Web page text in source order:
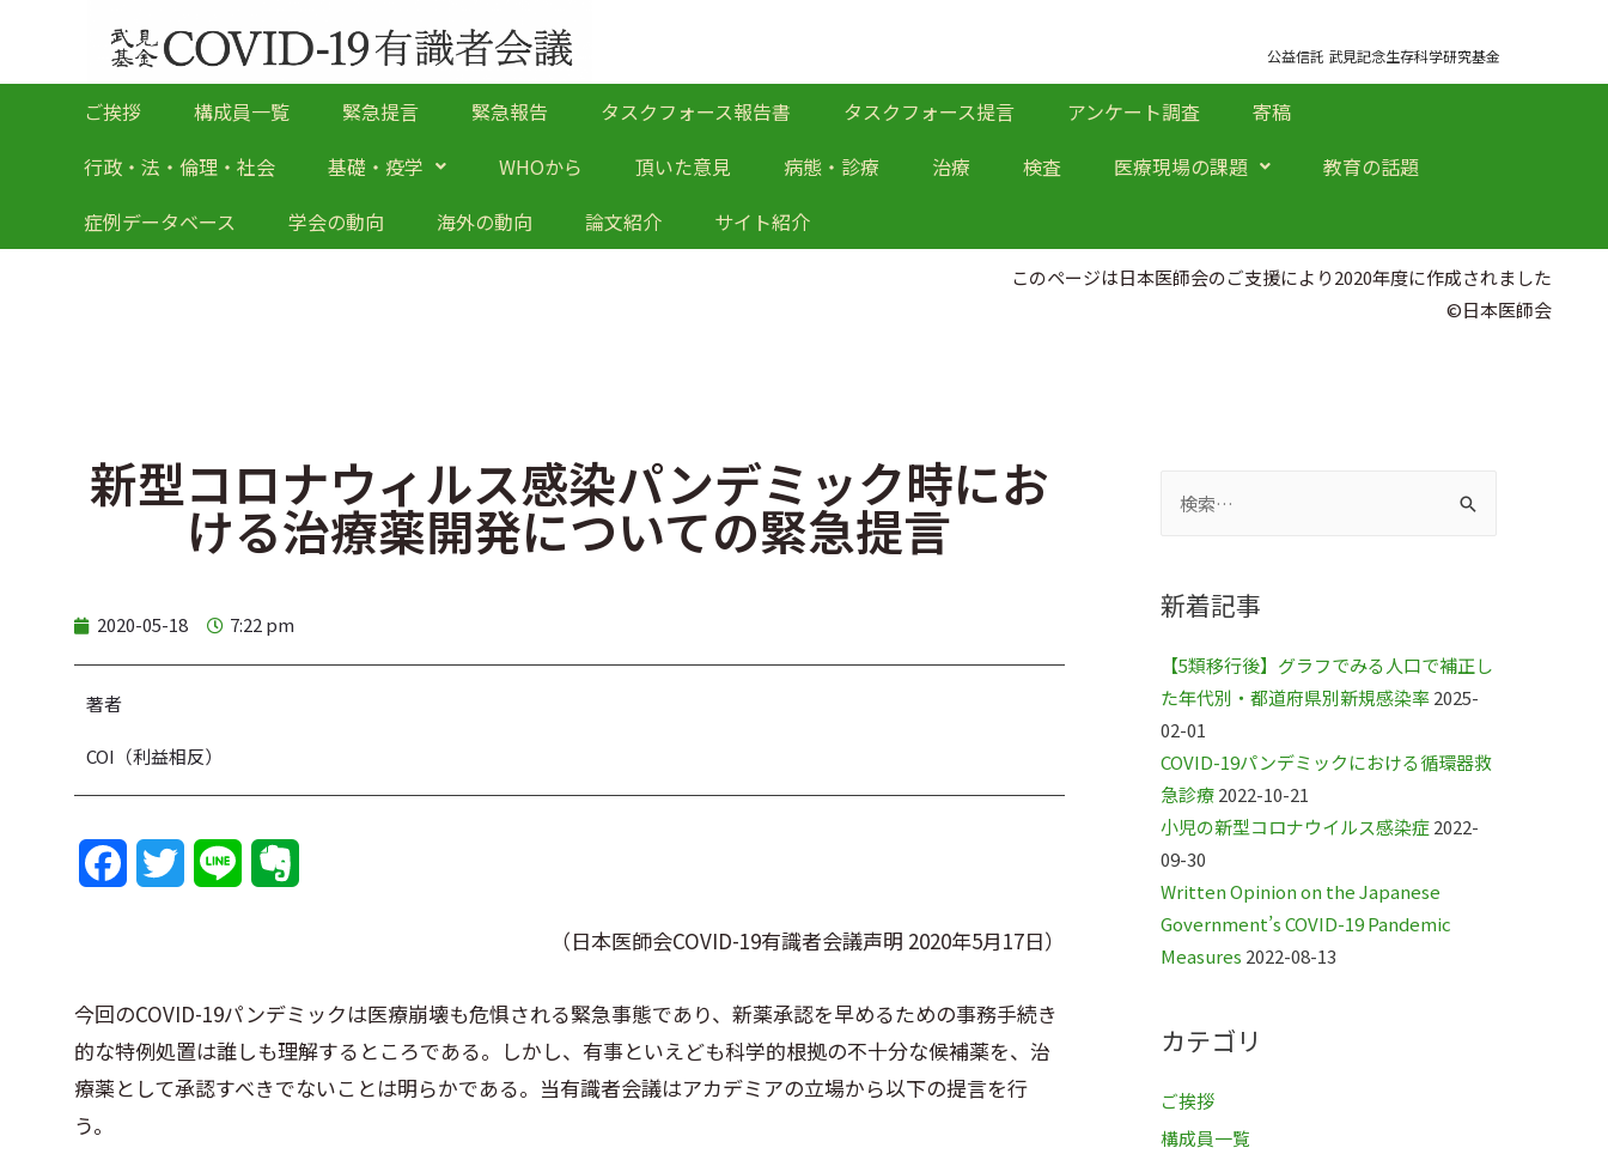
公益信託 武見記念生存科学研究基金
ご挨拶 構成員一覧 緊急提言 緊急報告 タスクフォース報告書 タスクフォース提言 アンケート調査
寄稿
行政・法・倫理・社会
基礎・疫学 WHOから 頂いた意見 病態・診療 治療 検査 医療現場の課題
教育の話題
症例データベース
学会の動向 海外の動向 論文紹介 サイト紹介
このページは日本医師会のご支援により2020年度に作成されました
©日本医師会
新型コロナウィルス感染パンデミック時にお
ける治療薬開発についての緊急提言
2020-05-18 7:22 pm
著者
COI（利益相反）
e
b
o
t
t
e
e
r
n
o
（日本医師会COVID-19有識者会議声明 2020年5月17日）
今回のCOVID-19パンデミックは医療崩壊も危惧される緊急事態であり、新薬承認を早めるための事務手続き
的な特例処置は誰しも理解するところである。しかし、有事といえども科学的根拠の不十分な候補薬を、治
療薬として承認すべきでないことは明らかである。当有識者会議はアカデミアの立場から以下の提言を行
う。
新着記事
【5類移行後】グラフでみる人口で補正し
た年代別・都道府県別新規感染率2025-
02-01
COVID-19パンデミックにおける循環器救
急診療2022-10-21
小児の新型コロナウイルス感染症2022-
09-30
Written Opinion on the Japanese
Government’s COVID-19 Pandemic
Measures 2022-08-13
カテゴリ
ご挨拶
構成員一覧